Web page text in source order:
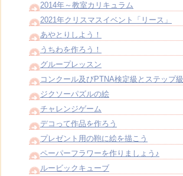
2014年～教室カリキュラム
2021年クリスマスイベント「リース」
あやとりしよう！
うちわを作ろう！
グループレッスン
コンクール及びPTNA検定級とステップ級
ジクソーパズルの絵
チャレンジゲーム
デコって作品を作ろう
プレゼント用の鞄に絵を描こう
ペーパーフラワーを作りましょう♪
ルービックキューブ